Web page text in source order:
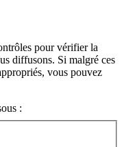
pour vérifier la
diffusons. Si malgré ces
vous pouvez
: